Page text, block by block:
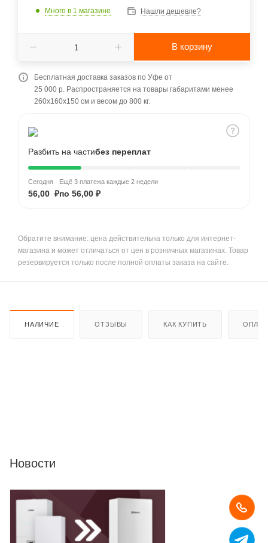
Много в 1 магазине Нашли дешевле?
В корзину
Бесплатная доставка заказов по Уфе от
25 000 р. Распространяется на товары габаритами менее
260x160x150 см и весом до 800 кг.
Разбить на частибез переплат
Сегодня
56,00 ₽
Ещё 3 платежа каждые 2 недели
по 56,00 ₽
Обратите внимание: цена действительна только для интернет-
магазина и может отличаться от цен в розничных магазинах. Товар
резервируется только после полной оплаты заказа на сайте.
НАЛИЧИЕ ОТЗЫВЫ КАК КУПИТЬ
Новости